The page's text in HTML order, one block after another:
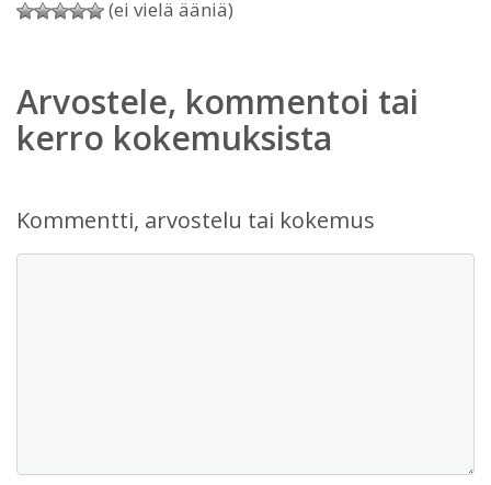
(ei vielä ääniä)
Arvostele, kommentoi tai
kerro kokemuksista
Kommentti, arvostelu tai kokemus